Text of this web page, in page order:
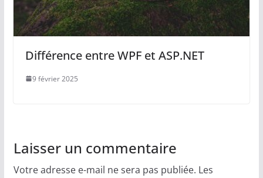
Différence entre WPF et ASP.NET
9 février 2025
Laisser un commentaire
Votre adresse e-mail ne sera pas publiée. Les